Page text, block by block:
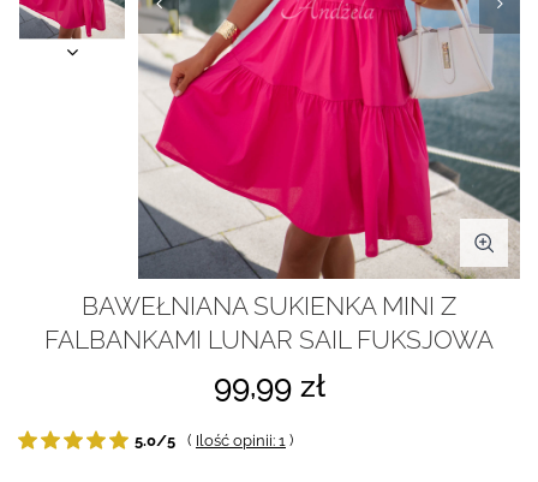
BAWEŁNIANA SUKIENKA MINI Z
FALBANKAMI LUNAR SAIL FUKSJOWA
99,99 zł
5.0/5 ( Ilość opinii: 1 )